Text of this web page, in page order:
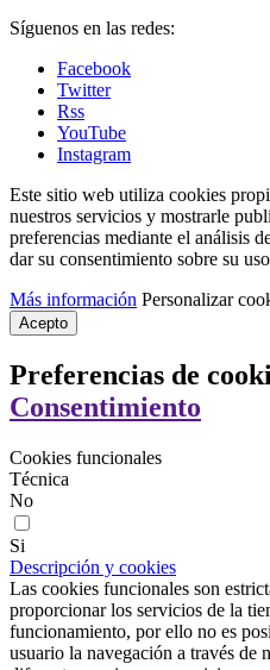
Síguenos en las redes:
Facebook
Twitter
Rss
YouTube
Instagram
Este sitio web utiliza cookies
nuestros servicios y mostrarle
preferencias mediante el análisis
dar su consentimiento sobre su
Más información Personalizar
Acepto
Preferencias de
Consentimiento
Cookies funcionales
Técnica
No
Si
Descripción y cookies
Las cookies funcionales son
proporcionar los servicios de la
funcionamiento, por ello no es
usuario la navegación a través de